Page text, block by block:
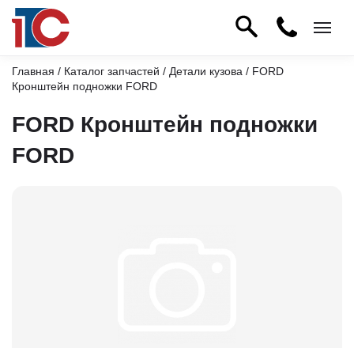
Главная / Каталог запчастей / Детали кузова / FORD
Кронштейн подножки FORD
FORD Кронштейн подножки
FORD